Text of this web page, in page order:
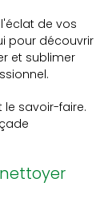
de vos
pour découvrir
et sublimer
le savoir-faire.